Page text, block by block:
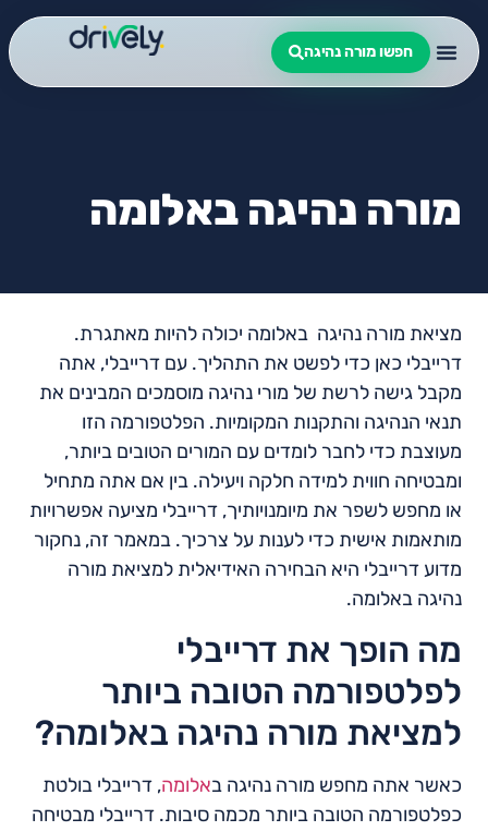
חפשו מורה נהיגה
מורה נהיגה באלומה
מציאת מורה נהיגה באלומה יכולה להיות מאתגרת.
דרייבלי כאן כדי לפשט את התהליך. עם דרייבלי, אתה
מקבל גישה לרשת של מורי נהיגה מוסמכים המבינים את
תנאי הנהיגה והתקנות המקומיות. הפלטפורמה הזו
מעוצבת כדי לחבר לומדים עם המורים הטובים ביותר,
ומבטיחה חווית למידה חלקה ויעילה. בין אם אתה מתחיל
או מחפש לשפר את מיומנויותיך, דרייבלי מציעה אפשרויות
מותאמות אישית כדי לענות על צרכיך. במאמר זה, נחקור
מדוע דרייבלי היא הבחירה האידיאלית למציאת מורה
נהיגה באלומה.
מה הופך את דרייבלי
לפלטפורמה הטובה ביותר
למציאת מורה נהיגה באלומה?
כאשר אתה מחפש מורה נהיגה באלומה, דרייבלי בולטת
כפלטפורמה הטובה ביותר מכמה סיבות. דרייבלי מבטיחה